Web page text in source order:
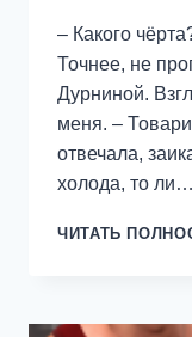
– Какого
Точнее, не
Дурниной.
меня. –
отвечала,
холода, то ли…
ЧИТАТЬ